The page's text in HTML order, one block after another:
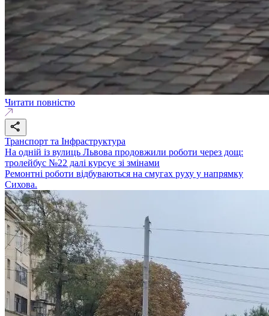
Читати повністю
Транспорт та Інфраструктура
На одній із вулиць Львова продовжили роботи через дощ:
тролейбус №22 далі курсує зі змінами
Ремонтні роботи відбуваються на смугах руху у напрямку
Сихова.